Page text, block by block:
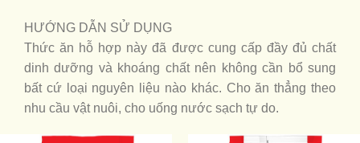
HƯỚNG DẪN SỬ DỤNG
Thức ăn hỗ hợp này đã được cung cấp đầy đủ chất
dinh dưỡng và khoáng chất nên không cần bổ sung
bất cứ loại nguyên liệu nào khác. Cho ăn thẳng theo
nhu cầu vật nuôi, cho uống nước sạch tự do.